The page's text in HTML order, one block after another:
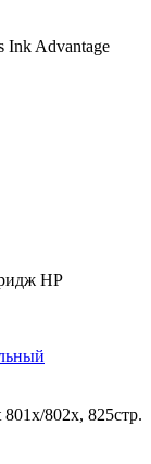
Ink Advantage
HP
802x, 825стр.